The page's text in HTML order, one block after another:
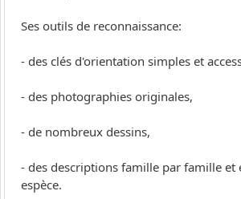
Ses outils de reconnaissance:
- des clés d'orientation simples et
- des photographies originales,
- de nombreux dessins,
- des descriptions famille par famille et
espèce.